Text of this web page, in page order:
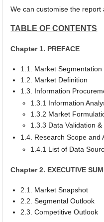
We can customise the
TABLE OF CONTENTS
Chapter 1. PREFACE
1.1. Market Segmentation
1.2. Market Definition
1.3. Information
1.3.1 Information
1.3.2 Market
1.3.3 Data Validation &
1.4. Research Scope and
1.4.1 List of Data
Chapter 2. EXECUTIVE
2.1. Market Snapshot
2.2. Segmental Outlook
2.3. Competitive Outlook